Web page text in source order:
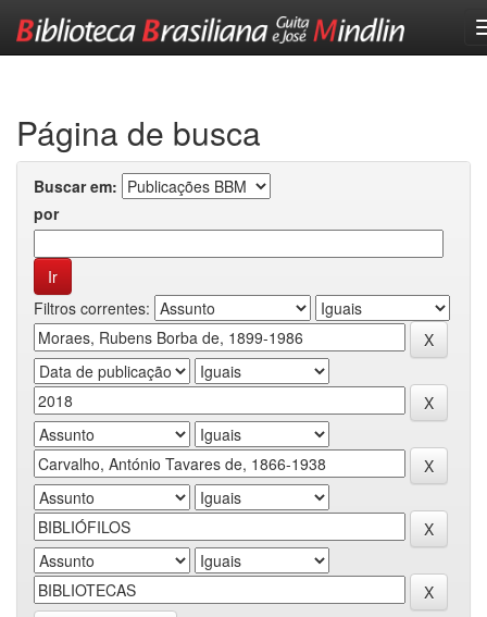
Página de busca
Buscar em:
por
Filtros correntes: